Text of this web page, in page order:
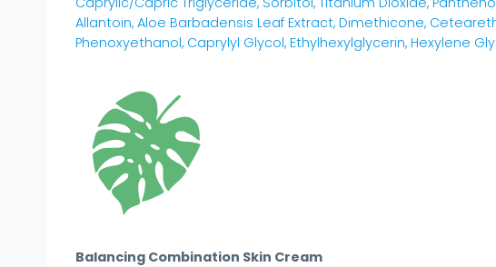
Allantoin, Aloe Barbadensis Leaf Extract, Dimethicone,
Phenoxyethanol, Caprylyl Glycol, Ethylhexylglycerin, Hexylene
Balancing Combination Skin Cream